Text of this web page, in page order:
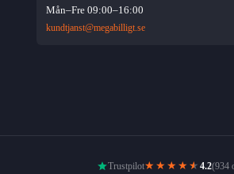
Mån–Fre 09:00–16:00
kundtjanst@megabilligt.se
Trustpilot★★★★ ★ 4.2(934